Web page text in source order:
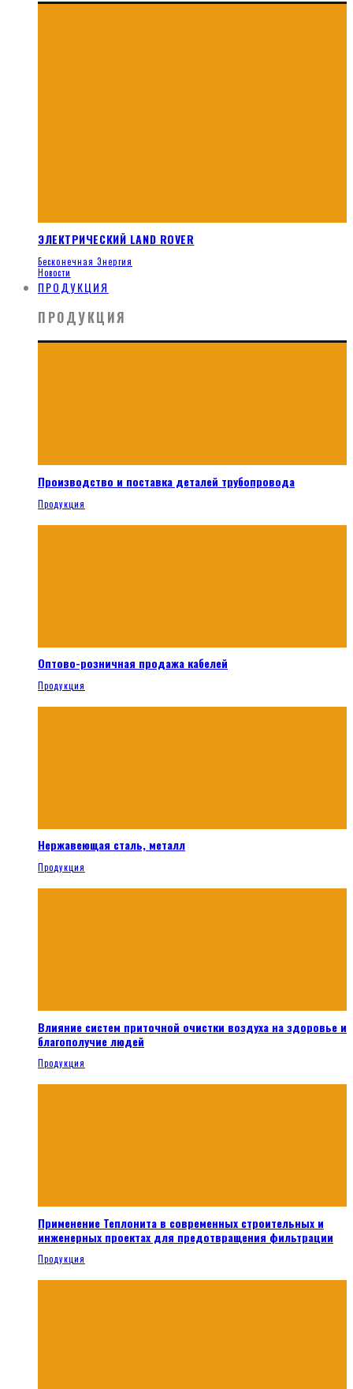
ЭЛЕКТРИЧЕСКИЙ LAND ROVER
Бесконечная Энергия
Новости
ПРОДУКЦИЯ
ПРОДУКЦИЯ
Производство и поставка деталей трубопровода
Продукция
Оптово-розничная продажа кабелей
Продукция
Нержавеющая сталь, металл
Продукция
Влияние систем приточной очистки воздуха на здоровье и
благополучие людей
Продукция
Применение Теплонита в современных строительных и
инженерных проектах для предотвращения фильтрации
Продукция